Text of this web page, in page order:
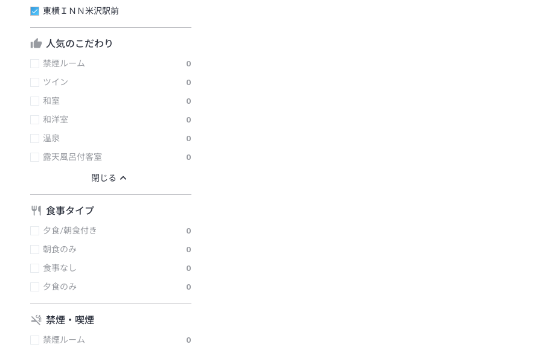
東横ＩＮＮ米沢駅前
人気のこだわり
禁煙ルーム
0
ツイン
0
和室
0
和洋室
0
温泉
0
露天風呂付客室
0
食事タイプ
夕食/朝食付き
0
朝食のみ
0
食事なし
0
夕食のみ
0
禁煙・喫煙
禁煙ルーム
0